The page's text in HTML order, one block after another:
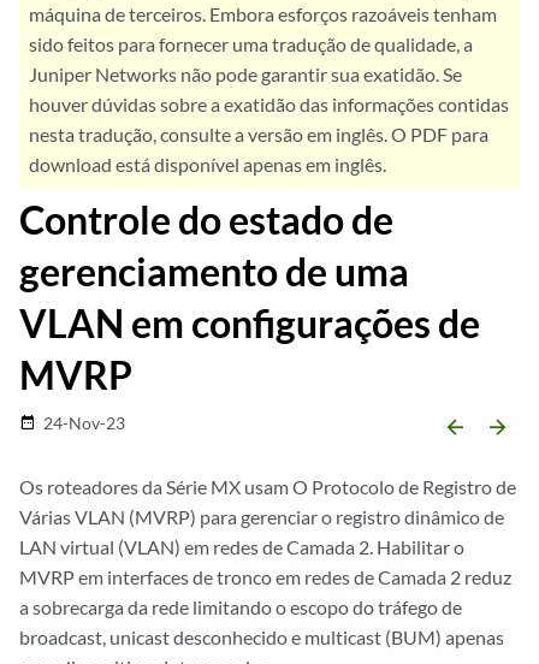
máquina de terceiros. Embora esforços razoáveis tenham
sido feitos para fornecer uma tradução de qualidade, a
Juniper Networks não pode garantir sua exatidão. Se
houver dúvidas sobre a exatidão das informações contidas
nesta tradução, consulte a versão em inglês. O PDF para
download está disponível apenas em inglês.
Controle do estado de
gerenciamento de uma
VLAN em configurações de
MVRP
date_range 24-Nov-23 arrow_backward arrow_forward
Os roteadores da Série MX usam O Protocolo de Registro de
Várias VLAN (MVRP) para gerenciar o registro dinâmico de
LAN virtual (VLAN) em redes de Camada 2. Habilitar o
MVRP em interfaces de tronco em redes de Camada 2 reduz
a sobrecarga da rede limitando o escopo do tráfego de
broadcast, unicast desconhecido e multicast (BUM) apenas